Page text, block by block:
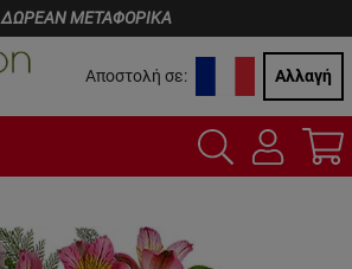
ΔΩΡΕΑΝ ΜΕΤΑΦΟΡΙΚΑ
Αποστολή σε: Αλλαγή